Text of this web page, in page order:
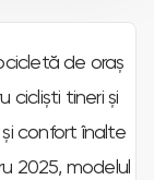
de oraș
cicliști tineri și
confort înalte
2025, modelul